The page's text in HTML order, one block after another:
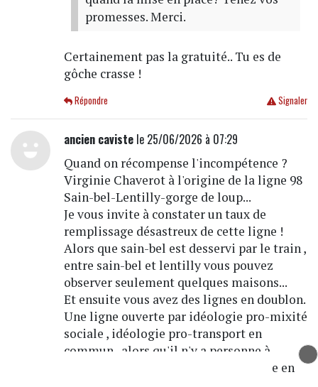
promesses. Merci.
Certainement pas la gratuité.. Tu es de
gôche crasse !
Signaler
Répondre
ancien cavistele 25/06/2026 à 07:29
Quand on récompense l'incompétence ?
Virginie Chaverot à l'origine de la ligne 98
Sain-bel-Lentilly-gorge de loup...
Je vous invite à constater un taux de
remplissage désastreux de cette ligne !
Alors que sain-bel est desservi par le train ,
entre sain-bel et lentilly vous pouvez
observer seulement quelques maisons...
Et ensuite vous avez des lignes en doublon.
Une ligne ouverte par idéologie pro-mixité
sociale , idéologie pro-transport en
commun , alors qu'il n'y a personne à
transporter...une ligne pour se "mettre en